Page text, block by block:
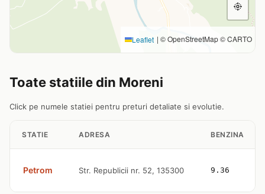
Leaflet | © OpenStreetMap © CARTO
Toate statiile din Moreni
Click pe numele statiei pentru preturi detaliate si evolutie.
STATIE ADRESA BENZINA
Petrom Str. Republicii nr. 52, 135300 9.36